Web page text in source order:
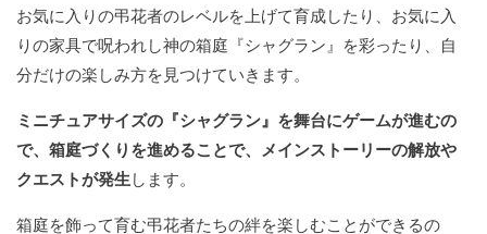
お気に入りの弔花者のレベルを上げて育成したり、お気に入
りの家具で呪われし神の箱庭『シャグラン』を彩ったり、自
分だけの楽しみ方を見つけていきます。
ミニチュアサイズの『シャグラン』を舞台にゲームが進むの
で、箱庭づくりを進めることで、メインストーリーの解放や
クエストが発生 します。
箱庭を飾って育む弔花者たちの絆を楽しむことができるの